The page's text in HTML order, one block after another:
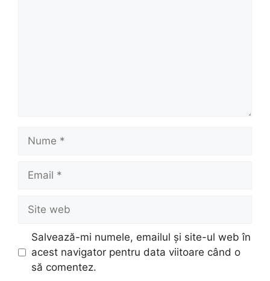
Nume
Email
Site
web
Salvează-mi numele, emailul și site-ul web în
acest navigator pentru data viitoare când o
să comentez.